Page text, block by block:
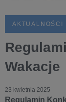
AKTUALNOŚCI
Wakacje
23 kwietnia 2025
Regulamin